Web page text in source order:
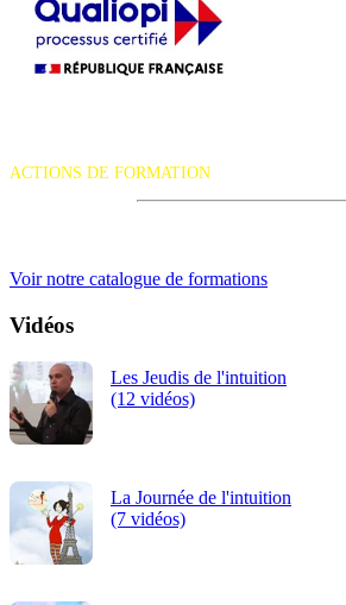
ACTIONS DE FORMATION
Voir notre catalogue de formations
Vidéos
Les Jeudis de l'intuition
(12 vidéos)
La Journée de l'intuition
(7 vidéos)